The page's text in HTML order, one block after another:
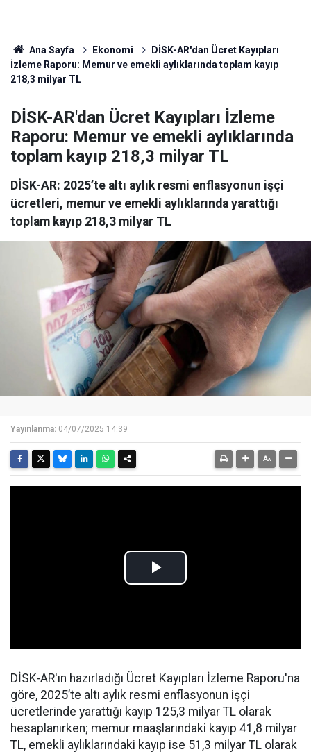
Ana Sayfa Ekonomi
DİSK-AR'dan Ücret Kayıpları
İzleme Raporu: Memur ve emekli aylıklarında toplam kayıp
218,3 milyar TL
DİSK-AR'dan Ücret Kayıpları İzleme
Raporu: Memur ve emekli aylıklarında
toplam kayıp 218,3 milyar TL
DİSK-AR: 2025’te altı aylık resmi enflasyonun işçi
ücretleri, memur ve emekli aylıklarında yarattığı
toplam kayıp 218,3 milyar TL
Yayınlanma: 04/07/2025 14:39
DİSK-AR'ın hazırladığı Ücret Kayıpları İzleme Raporu'na
göre, 2025’te altı aylık resmi enflasyonun işçi
ücretlerinde yarattığı kayıp 125,3 milyar TL olarak
hesaplanırken; memur maaşlarındaki kayıp 41,8 milyar
TL, emekli aylıklarındaki kayıp ise 51,3 milyar TL olarak